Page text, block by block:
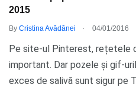
2015
By Cristina Avădănei . 04/01/2016
Pe site-ul Pinterest, rețetele
important. Dar pozele și gif-
exces de salivă sunt sigur pe